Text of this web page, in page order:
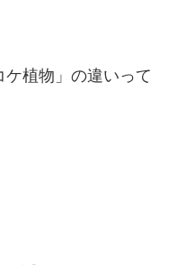
植物」の違いって